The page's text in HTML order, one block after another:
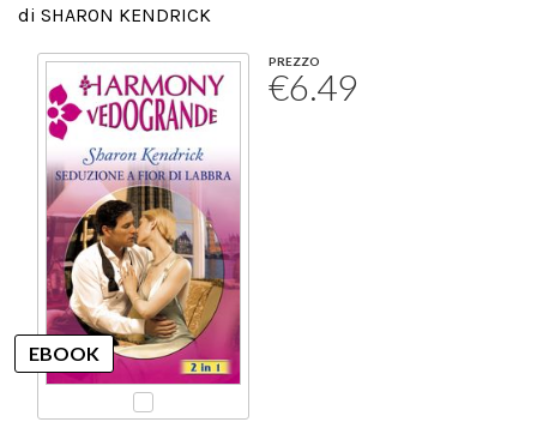
Calendario
di SHARON KENDRICK
PREZZO
€6.49